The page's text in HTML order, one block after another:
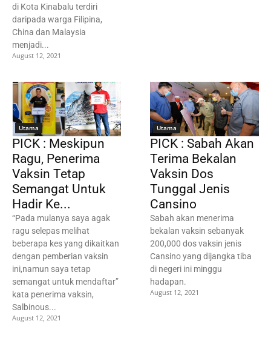
di Kota Kinabalu terdiri
daripada warga Filipina,
China dan Malaysia
menjadi...
August 12, 2021
Utama
PICK : Meskipun
Ragu, Penerima
Vaksin Tetap
Semangat Untuk
Hadir Ke...
“Pada mulanya saya agak
ragu selepas melihat
beberapa kes yang dikaitkan
dengan pemberian vaksin
ini,namun saya tetap
semangat untuk mendaftar”
kata penerima vaksin,
Salbinous...
August 12, 2021
Utama
PICK : Sabah Akan
Terima Bekalan
Vaksin Dos
Tunggal Jenis
Cansino
Sabah akan menerima
bekalan vaksin sebanyak
200,000 dos vaksin jenis
Cansino yang dijangka tiba
di negeri ini minggu
hadapan.
August 12, 2021